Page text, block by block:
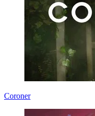
Coroner